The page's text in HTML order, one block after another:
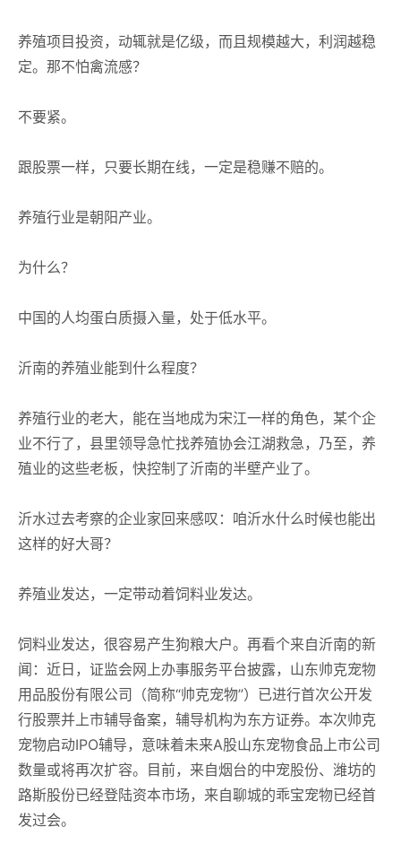
养殖项目投资，动辄就是亿级，而且规模越大，利润越稳
定。那不怕禽流感？
不要紧。
跟股票一样，只要长期在线，一定是稳赚不赔的。
养殖行业是朝阳产业。
为什么？
中国的人均蛋白质摄入量，处于低水平。
沂南的养殖业能到什么程度？
养殖行业的老大，能在当地成为宋江一样的角色，某个企
业不行了，县里领导急忙找养殖协会江湖救急，乃至，养
殖业的这些老板，快控制了沂南的半壁产业了。
沂水过去考察的企业家回来感叹：咱沂水什么时候也能出
这样的好大哥？
养殖业发达，一定带动着饲料业发达。
饲料业发达，很容易产生狗粮大户。再看个来自沂南的新
闻：近日，证监会网上办事服务平台披露，山东帅克宠物
用品股份有限公司（简称“帅克宠物”）已进行首次公开发
行股票并上市辅导备案，辅导机构为东方证券。本次帅克
宠物启动IPO辅导，意味着未来A股山东宠物食品上市公司
数量或将再次扩容。目前，来自烟台的中宠股份、潍坊的
路斯股份已经登陆资本市场，来自聊城的乖宝宠物已经首
发过会。